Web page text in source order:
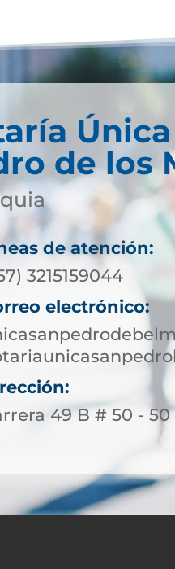
de los
de atención:
3215159044
electrónico:
49 B # 50 - 50